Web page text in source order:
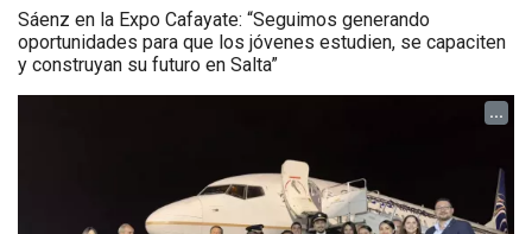
Sáenz en la Expo Cafayate: “Seguimos generando
oportunidades para que los jóvenes estudien, se capaciten
y construyan su futuro en Salta”
...